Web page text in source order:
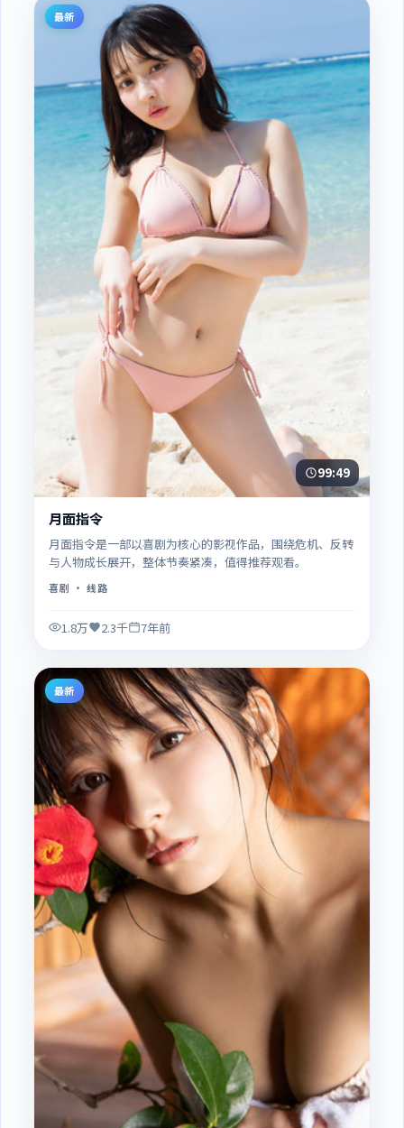
最新
99:49
月面指令
月面指令是一部以喜剧为核心的影视作品，围绕危机、反转
与人物成长展开，整体节奏紧凑，值得推荐观看。
喜剧 · 线路
1.8万 2.3千 7年前
最新